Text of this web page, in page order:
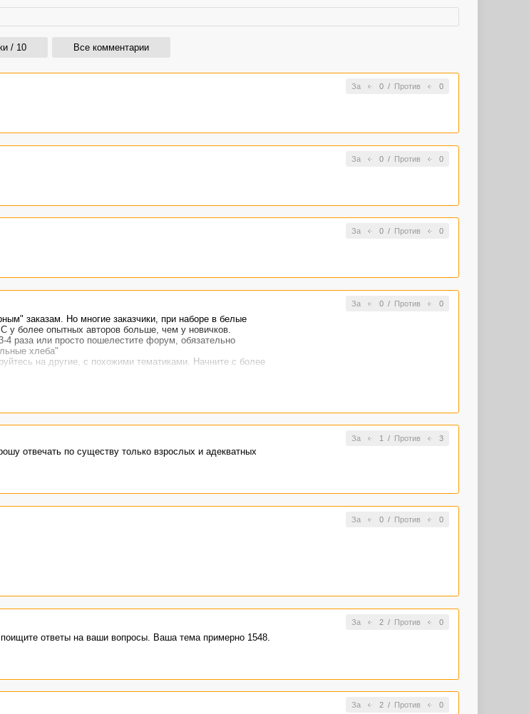
/ 10 Все комментарии
За 0/ Против 0
За 0/ Против 0
За 0/ Против 0
За 0/ Против 0
заказам. Но многие заказчики, при наборе в белые
у более опытных авторов больше, чем у новичков.
4 раза или просто пошелестите форум, обязательно
хлеба"
на другие, с похожими тематиками. Начните с более
раз двадцать (это минимум) отвечал на подобные
За 1 / Против 3
отвечать по существу только взрослых и адекватных
За 0/ Против 0
За 2/ Против 0
ответы на ваши вопросы. Ваша тема примерно 1548.
За 2/ Против 0